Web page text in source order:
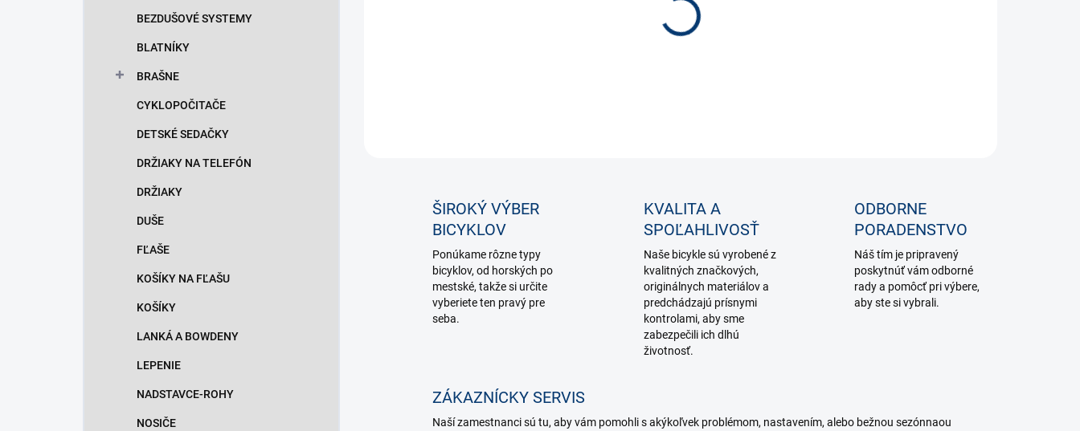
BEZDUŠOVÉ SYSTEMY
BLATNÍKY
BRAŠNE
CYKLOPOČITAČE
DETSKÉ SEDAČKY
DRŽIAKY NA TELEFÓN
DRŽIAKY
DUŠE
FĽAŠE
KOŠÍKY NA FĽAŠU
KOŠÍKY
LANKÁ A BOWDENY
LEPENIE
NADSTAVCE-ROHY
NOSIČE
ŠIROKÝ VÝBER
BICYKLOV
Ponúkame rôzne typy
bicyklov, od horských po
mestské, takže si určite
vyberiete ten pravý pre
seba.
KVALITA A
SPOĽAHLIVOSŤ
Naše bicykle sú vyrobené z
kvalitných značkových,
originálnych materiálov a
predchádzajú prísnymi
kontrolami, aby sme
zabezpečili ich dlhú
životnosť.
ODBORNE
PORADENSTVO
Náš tím je pripravený
poskytnúť vám odborné
rady a pomôcť pri výbere,
aby ste si vybrali.
ZÁKAZNÍCKY SERVIS
Naší zamestnanci sú tu, aby vám pomohli s akýkoľvek problémom, nastavením, alebo bežnou sezónnaou